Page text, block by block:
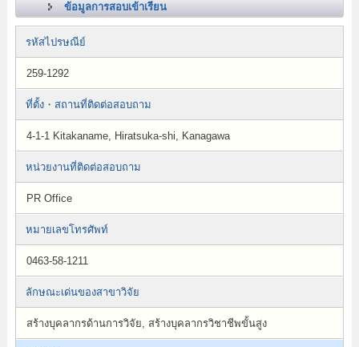
ข้อมูลการสอบเข้าเรียน
รหัสไปรษณีย์
259-1292
ที่ตั้ง・สถานที่ติดต่อสอบถาม
4-1-1 Kitakaname, Hiratsuka-shi, Kanagawa
หน่วยงานที่ติดต่อสอบถาม
PR Office
หมายเลขโทรศัพท์
0463-58-1211
ลักษณะเด่นของสาขาวิจัย
สร้างบุคลากรด้านการวิจัย, สร้างบุคลากรวิชาชีพขั้นสูง